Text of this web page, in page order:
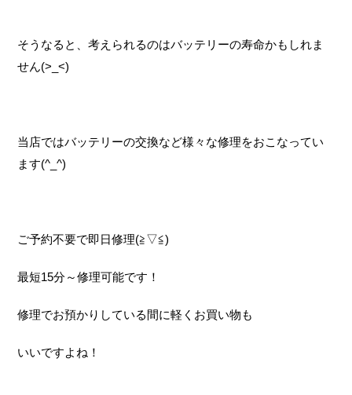
そうなると、考えられるのはバッテリーの寿命かもしれま
せん(>_<)
当店ではバッテリーの交換など様々な修理をおこなってい
ます(^_^)
ご予約不要で即日修理(≧▽≦)
最短15分～修理可能です！
修理でお預かりしている間に軽くお買い物も
いいですよね！